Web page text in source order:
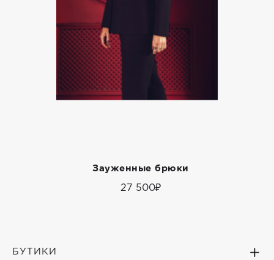
Зауженные брюки
27 500₽
БУТИКИ